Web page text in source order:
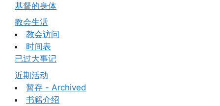
基督的身体
教会生活
教会访问
时间表
已过大事记
近期活动
暂存 - Archived
书籍介绍